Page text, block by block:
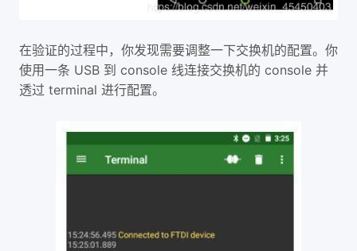
在验证的过程中，你发现需要调整一下交换机的配置。你
使用一条 USB 到 console 线连接交换机的 console 并
透过 terminal 进行配置。